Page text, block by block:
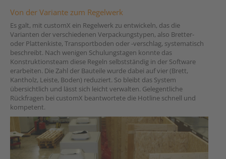
Von der Variante zum Regelwerk
Es galt, mit customX ein Regelwerk zu entwickeln, das die
Varianten der verschiedenen Verpackungstypen, also Bretter-
oder Plattenkiste, Transportboden oder -verschlag, systematisch
beschreibt. Nach wenigen Schulungstagen konnte das
Konstruktionsteam diese Regeln selbstständig in der Software
erarbeiten. Die Zahl der Bauteile wurde dabei auf vier (Brett,
Kantholz, Leiste, Boden) reduziert. So bleibt das System
übersichtlich und lässt sich leicht verwalten. Gelegentliche
Rückfragen bei customX beantwortete die Hotline schnell und
kompetent.